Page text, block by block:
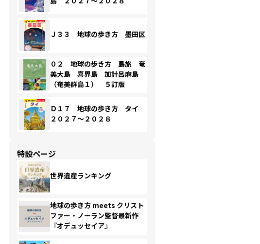
Ｊ３３ 地球の歩き方 墨田区
０２ 地球の歩き方 島旅 奄
美大島 喜界島 加計呂麻島
（奄美群島１） ５訂版
Ｄ１７ 地球の歩き方 タイ
２０２７～２０２８
特設ページ
世界遺産ランキング
地球の歩き方 meets クリスト
ファー・ノーラン監督最新作
『オデュッセイア』